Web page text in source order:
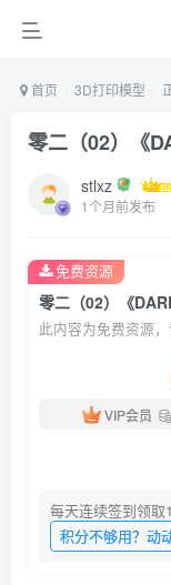
首页 3D打印模型
零二（02）《
stlxz
1个月前发布
零二（02）《
此内容为免费资源
VIP会员
每天连续签到领取
积分不够用？动
免费资源